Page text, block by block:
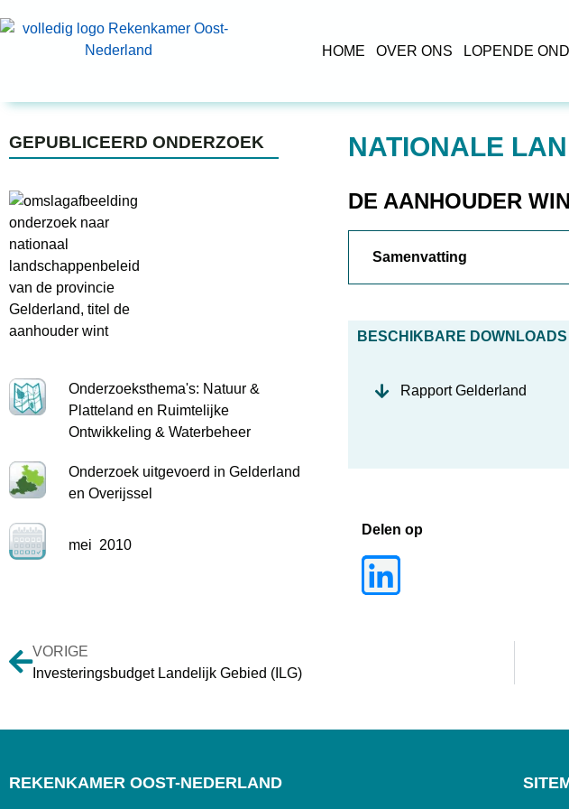
HOME OVER ONS LOPENDE
GEPUBLICEERD ONDERZOEK NATIONALE
Onderzoeksthema's: Natuur &
Platteland en Ruimtelijke
Ontwikkeling & Waterbeheer
Onderzoek uitgevoerd in Gelderland
en Overijssel
mei 2010
DE AANHOUDER
Samenvatting
BESCHIKBARE DOWNLOADS
Rapport Gelderland
Delen op
VORIGE
Investeringsbudget Landelijk Gebied (ILG)
REKENKAMER OOST-NEDERLAND